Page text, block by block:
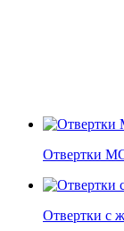
Отвертки
Отвертки с